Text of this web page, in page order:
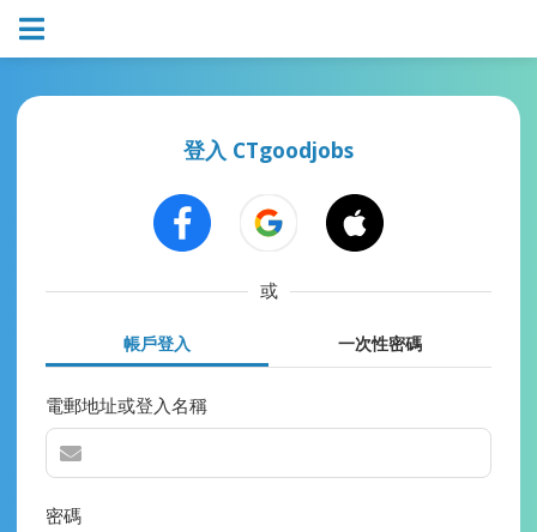
登入 CTgoodjobs
或
帳戶登入 一次性密碼
電郵地址或登入名稱
密碼